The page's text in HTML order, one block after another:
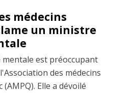
médecins
un ministre
est préoccupant
des médecins
Elle a dévoilé